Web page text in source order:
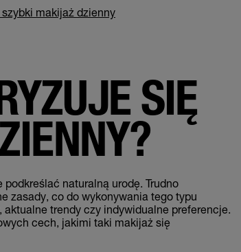
makijaż dzienny
SIĘ
naturalną urodę. Trudno
zasady, co do wykonywania tego typu
trendy czy indywidualne preferencje.
cech, jakimi taki makijaż się